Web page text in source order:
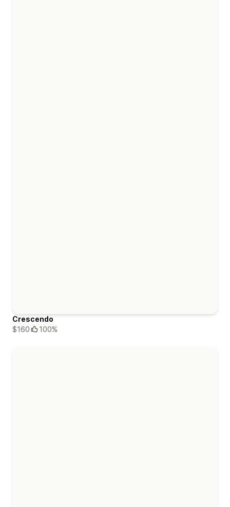
Crescendo
$160
100%